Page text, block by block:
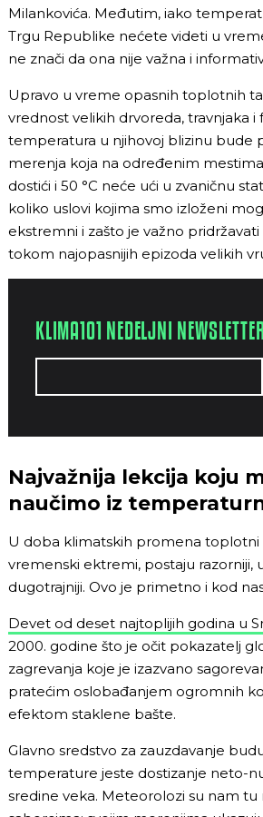
Milankovića. Međutim, iako
Trgu Republike nećete videti u
ne znači da ona nije važna i
Upravo u vreme opasnih toplotnih
vrednost velikih drvoreda, travnjaka i
temperatura u njihovoj blizinu bude
merenja koja na određenim
dostići i 50 °C neće ući u zvaničnu
koliko uslovi kojima smo izloženi
ekstremni i zašto je važno pridržavati
tokom najopasnijih epizoda velikih
KLIMA101 NEDELJNI
Najvažnija lekcija koju
naučimo iz
U doba klimatskih promena toplotni
vremenski ektremi, postaju razorniji,
dugotrajniji. Ovo je primetno i kod
Devet od deset najtoplijih godina u
2000. godine što je očit pokazatelj
zagrevanja koje je izazvano
pratećim oslobađanjem ogromnih
efektom staklene bašte.
Glavno sredstvo za zauzdavanje
temperature jeste dostizanje neto-
sredine veka. Meteorolozi su nam